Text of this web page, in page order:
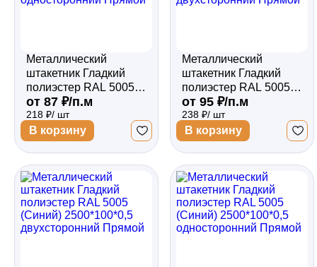
Металлический
штакетник Гладкий
полиэстер RAL 5005
(Синий) 2500*100*0,45
односторонний
Прямой
от 87 ₽/п.м
218 ₽/ шт
В корзину
Металлический
штакетник Гладкий
полиэстер RAL 5005
(Синий) 2500*100*0,45
двухсторонний
Прямой
от 95 ₽/п.м
238 ₽/ шт
В корзину